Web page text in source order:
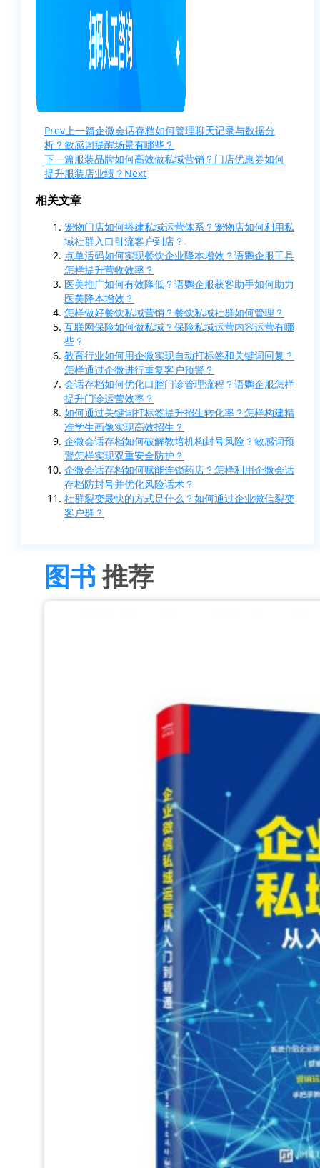
Prev 上一篇企微会话存档如何管理聊天记录与数据分
析？敏感词提醒场景有哪些？
下一篇服装品牌如何高效做私域营销？门店优惠券如何
提升服装店业绩？ Next
相关文章
宠物门店如何搭建私域运营体系？宠物店如何利用私
域社群入口引流客户到店？
点单活码如何实现餐饮企业降本增效？语鹦企服工具
怎样提升营收效率？
医美推广如何有效降低？语鹦企服获客助手如何助力
医美降本增效？
怎样做好餐饮私域营销？餐饮私域社群如何管理？
互联网保险如何做私域？保险私域运营内容运营有哪
些？
教育行业如何用企微实现自动打标签和关键词回复？
怎样通过企微进行重复客户预警？
会话存档如何优化口腔门诊管理流程？语鹦企服怎样
提升门诊运营效率？
如何通过关键词打标签提升招生转化率？怎样构建精
准学生画像实现高效招生？
企微会话存档如何破解教培机构封号风险？敏感词预
警怎样实现双重安全防护？
企微会话存档如何赋能连锁药店？怎样利用企微会话
存档防封号并优化风险话术？
社群裂变最快的方式是什么？如何通过企业微信裂变
客户群？
图书推荐